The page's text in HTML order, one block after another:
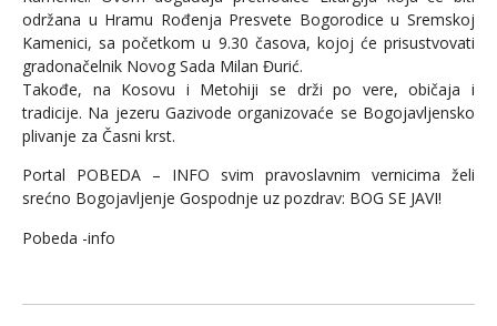
održana u Hramu Rođenja Presvete Bogorodice u Sremskoj
Kamenici, sa početkom u 9.30 časova, kojoj će prisustvovati
gradonačelnik Novog Sada Milan Đurić.
Takođe, na Kosovu i Metohiji se drži po vere, običaja i
tradicije. Na jezeru Gazivode organizovaće se Bogojavljensko
plivanje za Časni krst.
Portal POBEDA – INFO svim pravoslavnim vernicima želi
srećno Bogojavljenje Gospodnje uz pozdrav: BOG SE JAVI!
Pobeda -info